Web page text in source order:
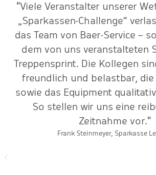
"Viele Veranstalter unserer
„Sparkassen-Challenge“
das Team von Baer-Service –
dem von uns veranstalteten
Treppensprint. Die Kollegen
freundlich und belastbar, die
sowie das Equipment
So stellen wir uns eine
Zeitnahme vor."
Frank Steinmeyer, Sparkasse